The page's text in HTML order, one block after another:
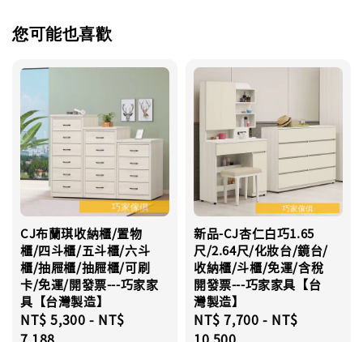
您可能也喜歡
CJ布蘭琪收納櫃/置物
櫃/四斗櫃/五斗櫃/六斗
櫃/抽屜櫃/抽屜櫃/可刷
卡/免運/開發票---巧家家
具【台灣製造】
Regular
NT$ 5,300 - NT$
新品-CJ杏仁白巧1.65
尺/2.64尺/化妝台/鏡台/
收納櫃/斗櫃/免運/含稅
開發票---巧家家具【台
灣製造】
Regular
NT$ 7,700 - NT$